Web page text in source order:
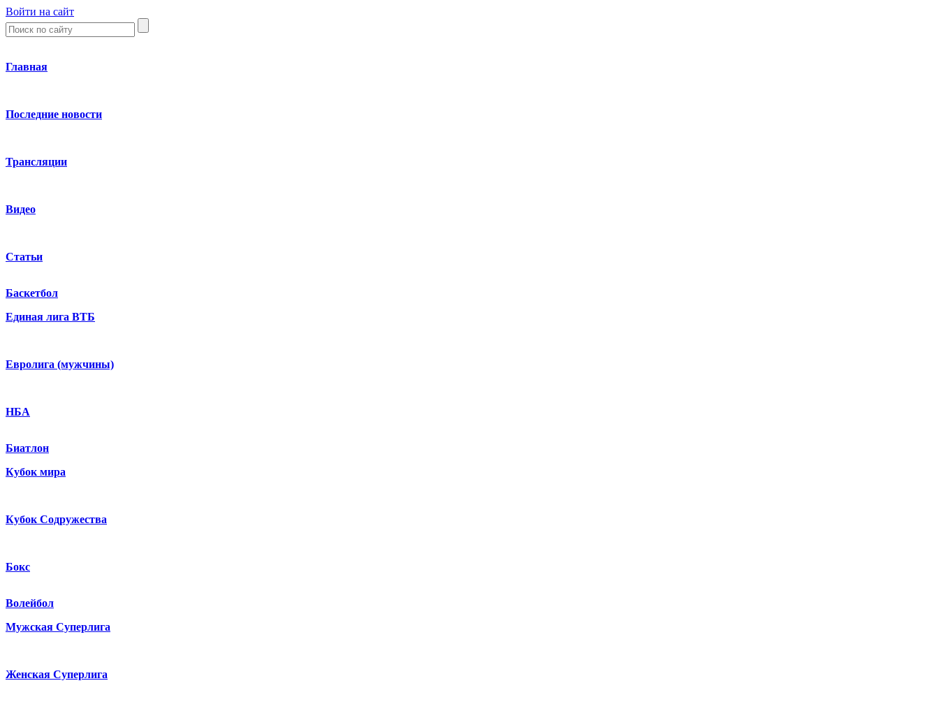
Войти на сайт
Главная
Последние новости
Трансляции
Видео
Статьи
Баскетбол
Единая лига ВТБ
Евролига (мужчины)
НБА
Биатлон
Кубок мира
Кубок Содружества
Бокс
Волейбол
Мужская Суперлига
Женская Суперлига